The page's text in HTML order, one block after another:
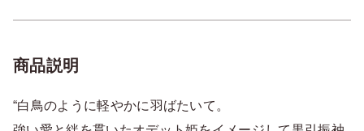
商品説明
“白鳥のように軽やかに羽ばたいて。